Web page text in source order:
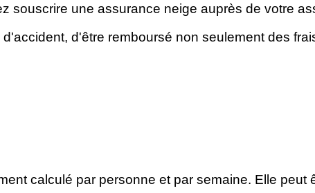
souscrire une assurance neige auprès de votre
d'être remboursé non seulement des
calculé par personne et par semaine. Elle peut